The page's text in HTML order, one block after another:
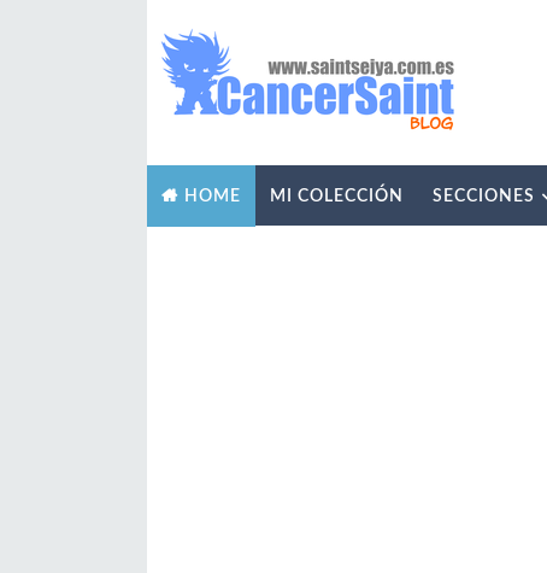
HOME MI COLECCIÓN SECCIONES